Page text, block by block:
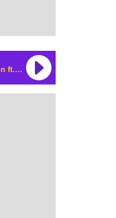
Martin Garrix ft. DubVision ft. Shaun Farrugia